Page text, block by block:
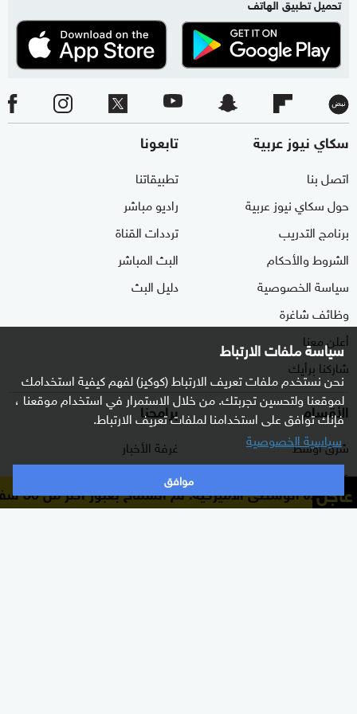
سياسة ملفات الارتباط
نحن نستخدم ملفات تعريف الارتباط (كوكيز) لفهم كيفية استخدامك
لموقعنا ولتحسين تجربتك. من خلال الاستمرار في استخدام موقعنا ،
فإنك توافق على استخدامنا لملفات تعريف الارتباط.
سياسية الخصوصية
موافق
سكاي نيوز عربية
اتصل بنا
حول سكاي نيوز عربية
برنامج التدريب
الشروط والأحكام
سياسة الخصوصية
وظائف شاغرة
أعلن معنا
شاركنا برأيك
تابعونا
تطبيقاتنا
راديو مباشر
ترددات القناة
البث المباشر
دليل البث
الأقسام
شرق أوسط
عالم
رياضة
برامجنا
غرفة الأخبار
السؤال الصعب
رادار
عاجل
الوسطى الأميركية: تم السماح بعبور أكثر من 30 سفينة مساعدات إنسانية إلى الموانئ الإيرانية